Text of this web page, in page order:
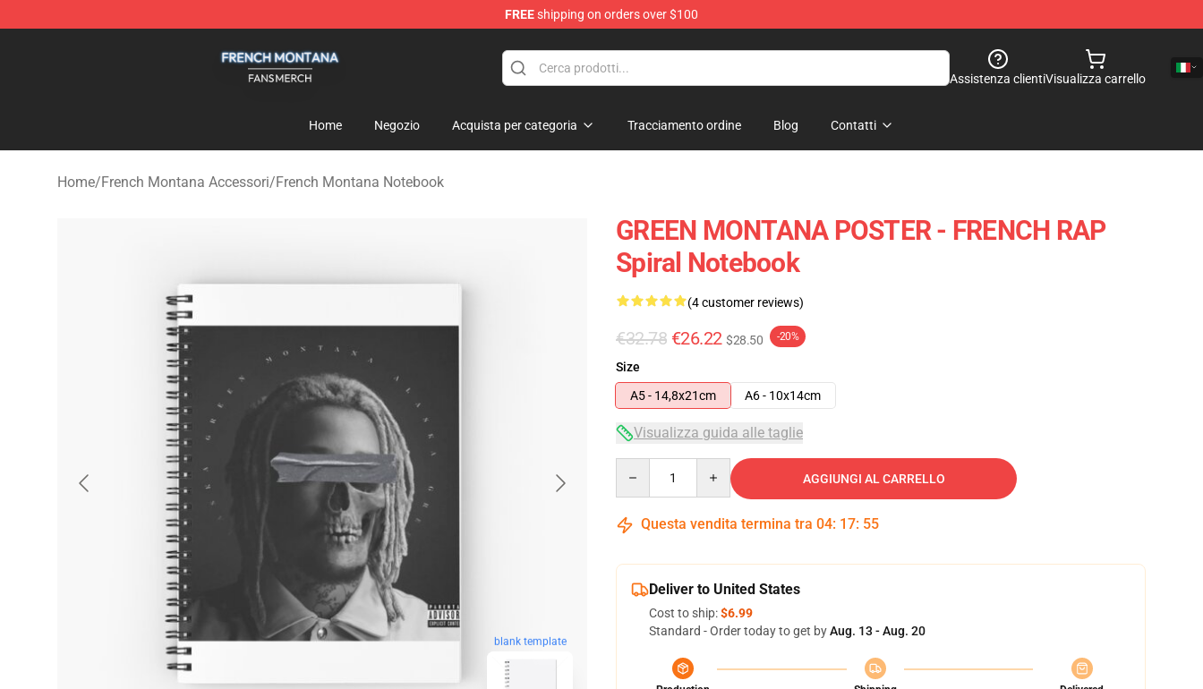
FREEshipping on orders over $100
Assistenza clientiVisualizza carrello
Home Negozio Acquista per categoria Tracciamento ordine Blog Contatti
Home/French Montana Accessori/French Montana Notebook
blank template
GREEN MONTANA POSTER - FRENCH RAP
Spiral Notebook
(4 customer reviews)
€32.78 €26.22 $28.50 -20%
Size
A5 - 14,8x21cm
A6 - 10x14cm
Visualizza guida alle taglie
AGGIUNGI AL CARRELLO
Questa vendita termina tra 04: 17: 54
Deliver to United States
Cost to ship:$6.99
Standard - Order today to get byAug. 13 - Aug. 20